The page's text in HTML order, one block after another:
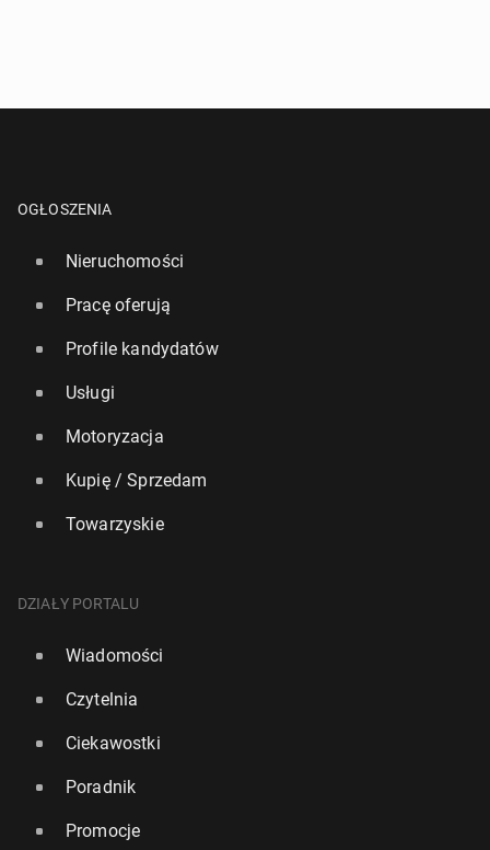
OGŁOSZENIA
Nieruchomości
Pracę oferują
Profile kandydatów
Usługi
Motoryzacja
Kupię / Sprzedam
Towarzyskie
DZIAŁY PORTALU
Wiadomości
Czytelnia
Ciekawostki
Poradnik
Promocje